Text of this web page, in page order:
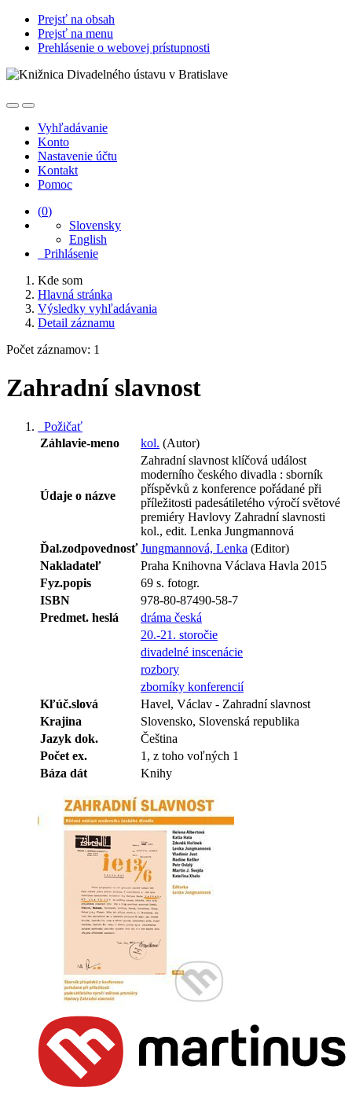
Prejsť na obsah
Prejsť na menu
Prehlásenie o webovej prístupnosti
Vyhľadávanie
Konto
Nastavenie účtu
Kontakt
Pomoc
(0)
Slovensky
English
Prihlásenie
Kde som
Hlavná stránka
Výsledky vyhľadávania
Detail záznamu
Počet záznamov: 1
Zahradní slavnost
Požičať
Záhlavie-meno
kol. (Autor)
Údaje o názve
Zahradní slavnost klíčová událost
moderního českého divadla : sborník
příspěvků z konference pořádané při
příležitosti padesátiletého výročí světové
premiéry Havlovy Zahradní slavnosti
kol., edit. Lenka Jungmannová
Ďal.zodpovednosť Jungmannová, Lenka (Editor)
Nakladateľ
Praha Knihovna Václava Havla 2015
Fyz.popis
69 s. fotogr.
ISBN
978-80-87490-58-7
Predmet. heslá
dráma česká
20.-21. storočie
divadelné inscenácie
rozbory
zborníky konferencií
Kľúč.slová
Havel, Václav - Zahradní slavnost
Krajina
Slovensko, Slovenská republika
Jazyk dok.
Čeština
Počet ex.
1, z toho voľných 1
Báza dát
Knihy